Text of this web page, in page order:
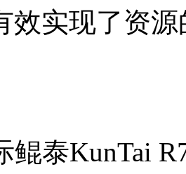
有效实现了资
泰KunTai